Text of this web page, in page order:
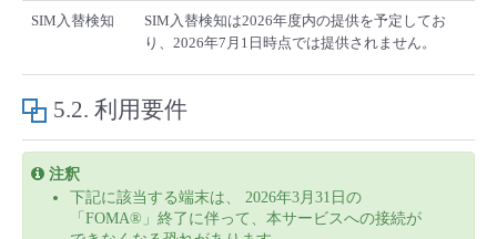
SIM入替検知
SIM入替検知は2026年度内の提供を予定してお
り、2026年7月1日時点では提供されません。
5.2. 利用要件
注釈
下記に該当する端末は、 2026年3月31日の
「FOMA®」終了に伴って、本サービスへの接続が